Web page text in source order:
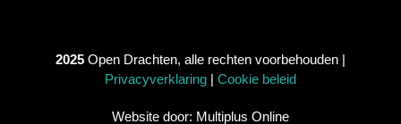
2025 Open Drachten, alle rechten voorbehouden |
Privacyverklaring | Cookie beleid
Website door: Multiplus Online